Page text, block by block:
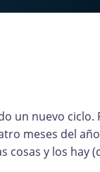
un nuevo ciclo.
meses del
cosas y los hay